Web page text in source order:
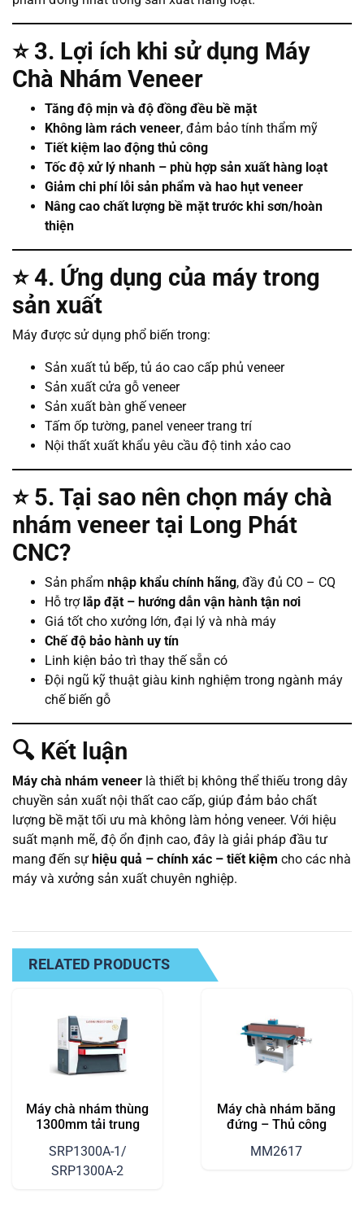
⭐ 3. Lợi ích khi sử dụng Máy
Chà Nhám Veneer
Tăng độ mịn và độ đồng đều bề mặt
Không làm rách veneer, đảm bảo tính thẩm mỹ
Tiết kiệm lao động thủ công
Tốc độ xử lý nhanh – phù hợp sản xuất hàng loạt
Giảm chi phí lỗi sản phẩm và hao hụt veneer
Nâng cao chất lượng bề mặt trước khi sơn/hoàn
thiện
⭐4. Ứng dụng của máy trong
sản xuất
Máy được sử dụng phổ biến trong:
Sản xuất tủ bếp, tủ áo cao cấp phủ veneer
Sản xuất cửa gỗ veneer
Sản xuất bàn ghế veneer
Tấm ốp tường, panel veneer trang trí
Nội thất xuất khẩu yêu cầu độ tinh xảo cao
⭐ 5. Tại sao nên chọn máy chà
nhám veneer tại Long Phát
CNC?
Sản phẩm nhập khẩu chính hãng, đầy đủ CO – CQ
Hỗ trợ lắp đặt – hướng dẫn vận hành tận nơi
Giá tốt cho xưởng lớn, đại lý và nhà máy
Chế độ bảo hành uy tín
Linh kiện bảo trì thay thế sẵn có
Đội ngũ kỹ thuật giàu kinh nghiệm trong ngành máy
chế biến gỗ
🔍 Kết luận
Máy chà nhám veneer là thiết bị không thể thiếu trong dây
chuyền sản xuất nội thất cao cấp, giúp đảm bảo chất
lượng bề mặt tối ưu mà không làm hỏng veneer. Với hiệu
suất mạnh mẽ, độ ổn định cao, đây là giải pháp đầu tư
mang đến sự hiệu quả – chính xác – tiết kiệm cho các nhà
máy và xưởng sản xuất chuyên nghiệp.
RELATED PRODUCTS
Máy chà nhám thùng
1300mm tải trung
SRP1300A-1/
SRP1300A-2
Máy chà nhám băng
đứng – Thủ công
MM2617